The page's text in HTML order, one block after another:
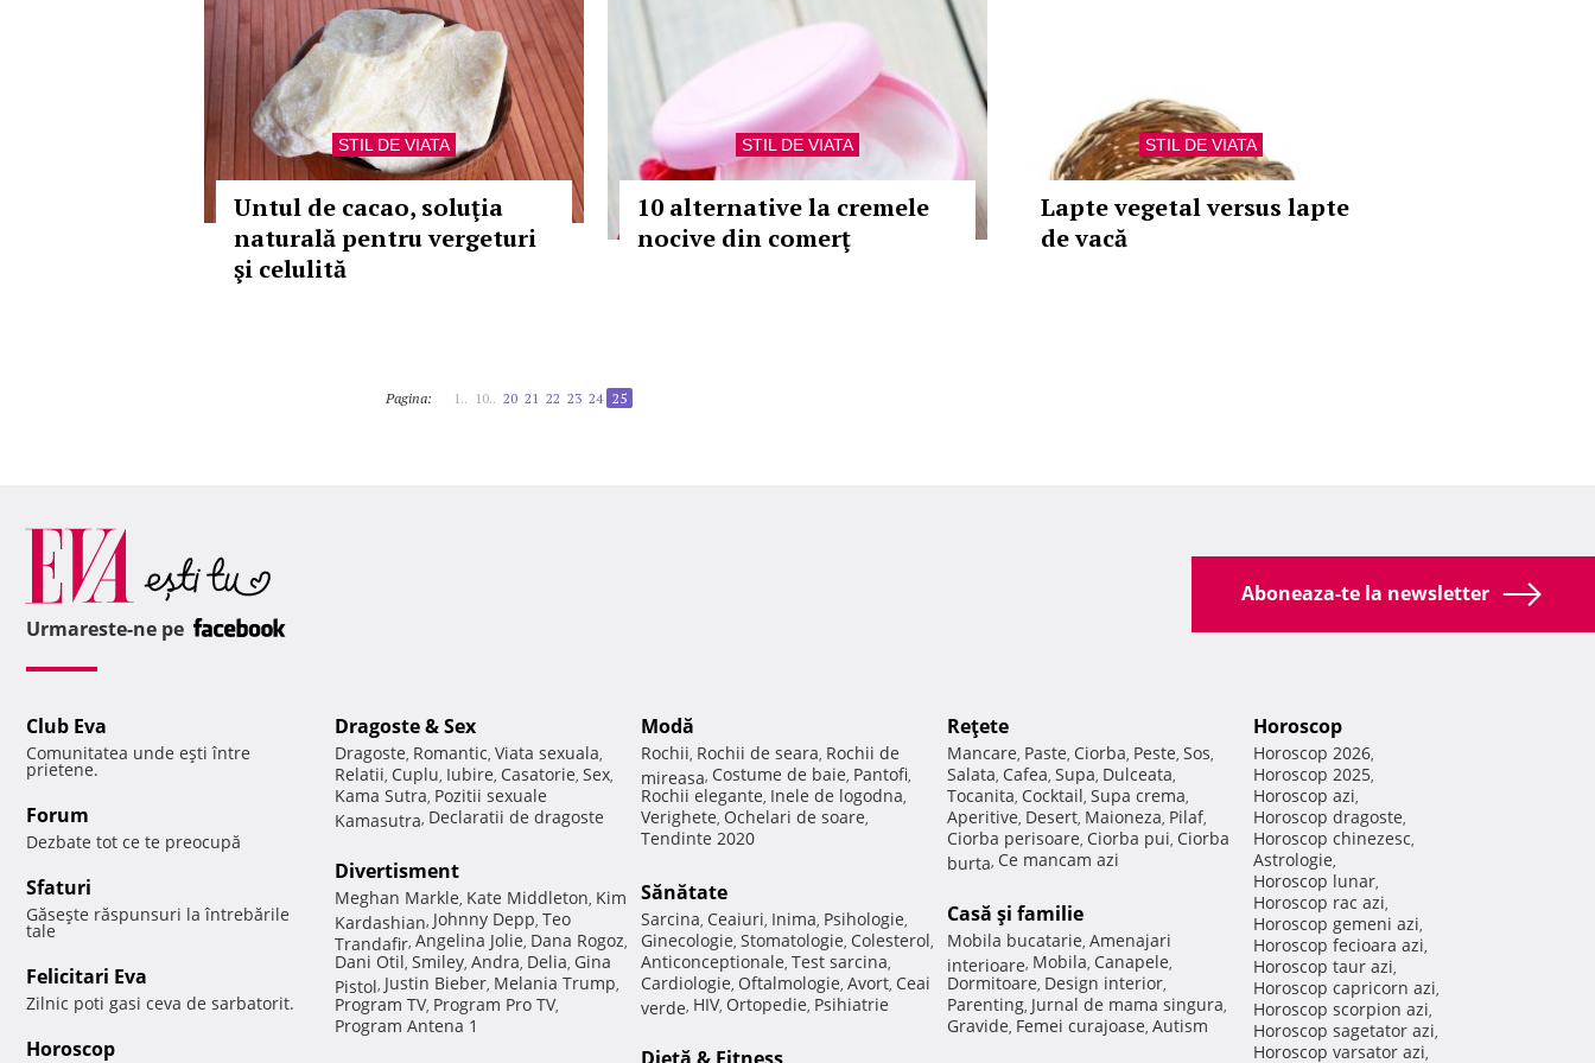
STIL DE VIATA
Untul de cacao, soluţia
naturală pentru vergeturi
şi celulită
STIL DE VIATA
10 alternative la cremele
nocive din comerţ
STIL DE VIATA
Lapte vegetal versus lapte
de vacă
Pagina: 1.. 10.. 20 21 22 23 24 25
Aboneaza-te la newsletter
Urmareste-ne pe
Club Eva
Comunitatea unde eşti între
prietene.
Forum
Dezbate tot ce te preocupă
Sfaturi
Găseşte răspunsuri la întrebările
tale
Felicitari Eva
Zilnic poti gasi ceva de sarbatorit.
Horoscop
Dragoste & Sex
Dragoste, Romantic, Viata sexuala,
Relatii, Cuplu, Iubire, Casatorie, Sex,
Kama Sutra, Pozitii sexuale
Kamasutra, Declaratii de dragoste
Divertisment
Meghan Markle, Kate Middleton, Kim
Kardashian, Johnny Depp, Teo
Trandafir, Angelina Jolie, Dana Rogoz,
Dani Otil, Smiley, Andra, Delia, Gina
Pistol, Justin Bieber, Melania Trump,
Program TV, Program Pro TV,
Program Antena 1
Modă
Rochii, Rochii de seara, Rochii de
mireasa, Costume de baie, Pantofi,
Rochii elegante, Inele de logodna,
Verighete, Ochelari de soare,
Tendinte 2020
Sănătate
Sarcina, Ceaiuri, Inima, Psihologie,
Ginecologie, Stomatologie, Colesterol,
Anticonceptionale, Test sarcina,
Cardiologie, Oftalmologie, Avort, Ceai
verde, HIV, Ortopedie, Psihiatrie
Reţete
Mancare, Paste, Ciorba, Peste, Sos,
Salata, Cafea, Supa, Dulceata,
Tocanita, Cocktail, Supa crema,
Aperitive, Desert, Maioneza, Pilaf,
Ciorba perisoare, Ciorba pui, Ciorba
burta, Ce mancam azi
Casă şi familie
Mobila bucatarie, Amenajari
interioare, Mobila, Canapele,
Dormitoare, Design interior,
Parenting, Jurnal de mama singura,
Gravide, Femei curajoase, Autism
Horoscop
Horoscop 2026,
Horoscop 2025,
Horoscop azi,
Horoscop dragoste,
Horoscop chinezesc,
Astrologie,
Horoscop lunar,
Horoscop rac azi,
Horoscop gemeni azi,
Horoscop fecioara azi,
Horoscop taur azi,
Horoscop capricorn azi,
Horoscop scorpion azi,
Horoscop sagetator azi,
Horoscop varsator azi,